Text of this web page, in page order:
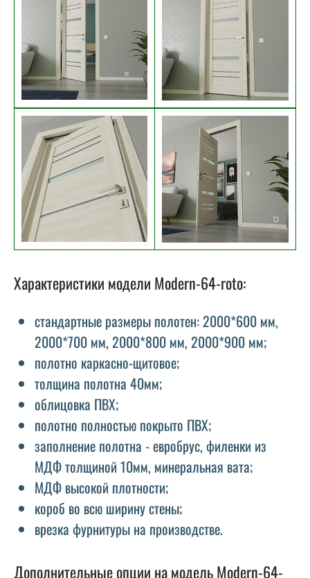
Характеристики модели Modern-64-roto:
стандартные размеры полотен: 2000*600 мм,
2000*700 мм, 2000*800 мм, 2000*900 мм;
полотно каркасно-щитовое;
толщина полотна 40мм;
облицовка ПВХ;
полотно полностью покрыто ПВХ;
заполнение полотна - евробрус, филенки из
МДФ толщиной 10мм, минеральная вата;
МДФ высокой плотности;
короб во всю ширину стены;
врезка фурнитуры на производстве.
Дополнительные опции на модель Modern-64-